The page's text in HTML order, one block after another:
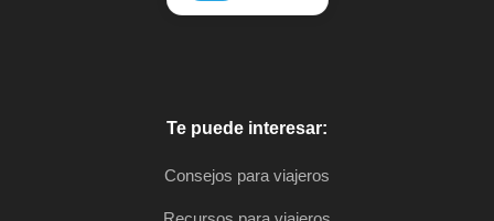
Te puede interesar:
Consejos para viajeros